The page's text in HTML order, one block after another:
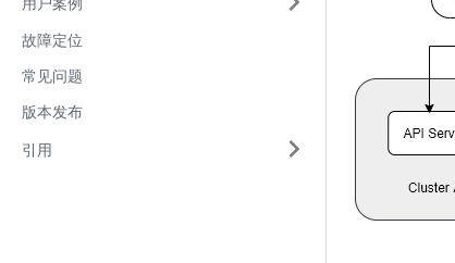
故障定位
常见问题
版本发布
引用